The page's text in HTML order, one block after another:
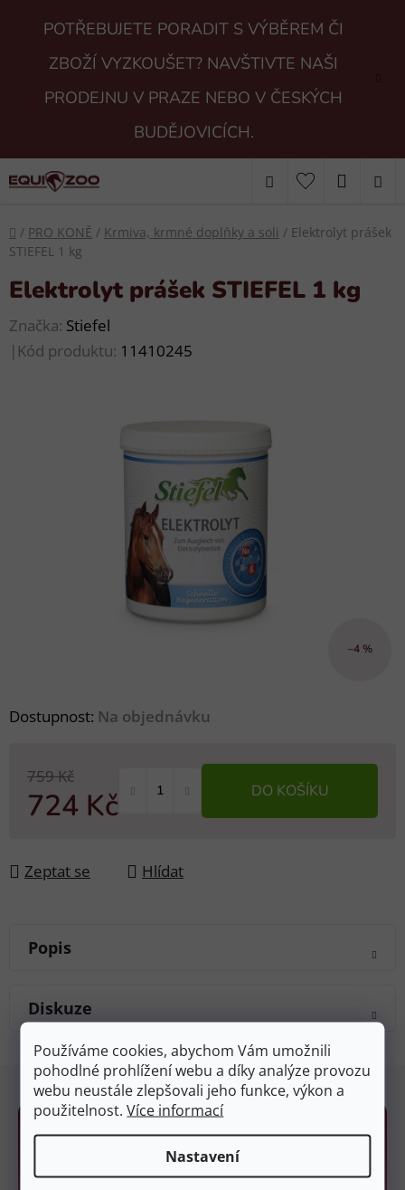
Používáme cookies, abychom Vám umožnili
pohodlné prohlížení webu a díky analýze provozu
webu neustále zlepšovali jeho funkce, výkon a
použitelnost.Více informací
Nastavení
POTŘEBUJETE PORADIT S VÝBĚREM ČI
ZBOŽÍ VYZKOUŠET? NAVŠTIVTE NAŠI
PRODEJNU V PRAZE NEBO V ČESKÝCH
BUDĚJOVICÍCH.
Hledat
KOŠÍK
Domů
/ PRO KONĚ / Krmiva, krmné doplňky a soli / Elektrolyt prášek
STIEFEL 1 kg
Dostupnost: Na objednávku
759 Kč
724 Kč DO KOŠÍKU
Zeptat se Hlídat
Elektrolyt prášek STIEFEL 1 kg
Značka: Stiefel
| Kód produktu: 11410245
–4 %
Popis
Diskuze